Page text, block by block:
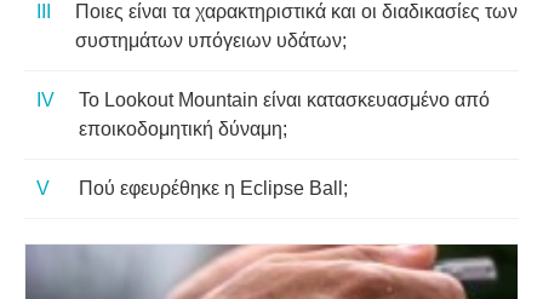
Ποιες είναι τα χαρακτηριστικά και οι διαδικασίες των
συστημάτων υπόγειων υδάτων;
Το Lookout Mountain είναι κατασκευασμένο από
εποικοδομητική δύναμη;
Πού εφευρέθηκε η Eclipse Ball;